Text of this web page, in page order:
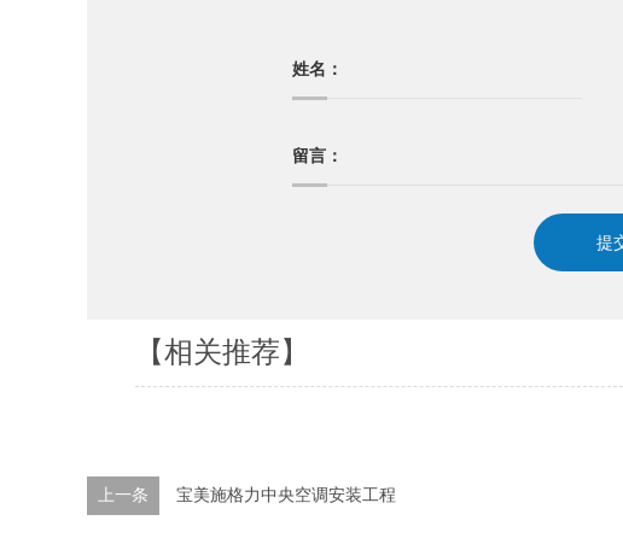
姓名：
留言：
【相关推荐】
上一条 宝美施格力中央空调安装工程